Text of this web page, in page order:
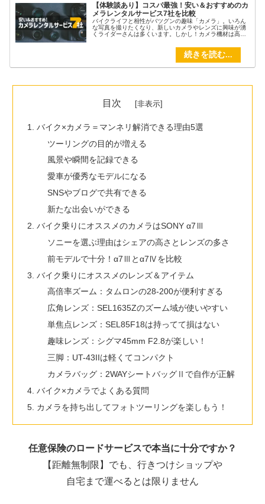
【体験談あり】コスパ最強！安い＆おすすめのカ
メラレンタルサービス7社を比較
バイクライフと相性がバツグンの趣味「カメラ」。いろん
な写真を撮りたくなり、新しいカメラやレンズに興味が湧
くライダーさんは多くいます。しかし！カメラ機材は高い
レンタルサービスの中から厳選した、安さと安心を兼ね備
えたオススメの7社をご紹介します。
目次
バイク×カメラ＝マンネリ解消できる理由5選
ツーリングの目的が増える
風景や瞬間を記録できる
愛車が優秀なモデルになる
SNSやブログで共有できる
新たな出会いができる
バイク乗りにオススメのカメラはSONY α7Ⅲ
ソニーを選ぶ理由はシェアの高さとレンズの多さ
前モデルで十分！α7Ⅲとα7Ⅳを比較
バイク乗りにオススメのレンズ＆アイテム
高倍率ズーム：タムロンの28-200が便利すぎる
広角レンズ：SEL1635Zのズーム域が使いやすい
単焦点レンズ：SEL85F18は持ってて損はない
趣味レンズ：シグマ45mm F2.8が楽しい！
三脚：UT-43IIは軽くてコンパクト
カメラバッグ：2WAYシートバッグⅡで自作が正解
バイク×カメラでよくある質問
カメラを持ち出してフォトツーリングを楽しもう！
任意保険のロードサービスで本当に十分ですか？
【距離無制限】でも、行きつけショップや
自宅まで運べるとは限りません